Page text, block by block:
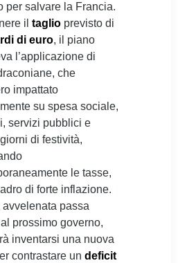
per salvare la Francia.
il taglio previsto di
di euro, il piano
l’applicazione di
che
impattato
su spesa sociale,
servizi pubblici e
di festività,
le tasse,
di forte inflazione.
avvelenata passa
prossimo governo,
inventarsi una nuova
contrastare un deficit